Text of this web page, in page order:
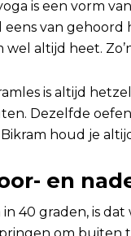
is een vorm
eens van
wel altijd heet.
is altijd
Dezelfde
houd je
en
40 graden, is